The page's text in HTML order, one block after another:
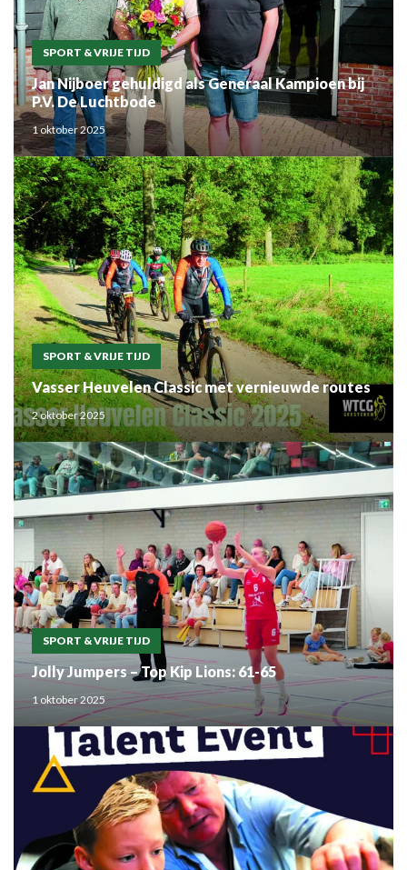
SPORT & VRIJE TIJD
Jan Nijboer gehuldigd als Generaal Kampioen bij
P.V. De Luchtbode
1 oktober 2025
SPORT & VRIJE TIJD
Vasser Heuvelen Classic met vernieuwde routes
2 oktober 2025
SPORT & VRIJE TIJD
Jolly Jumpers – Top Kip Lions: 61-65
1 oktober 2025